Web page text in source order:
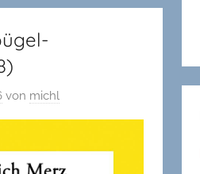
von michl